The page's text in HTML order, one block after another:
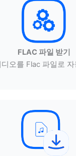
FLAC 파일 받기
오를 Flac 파일로